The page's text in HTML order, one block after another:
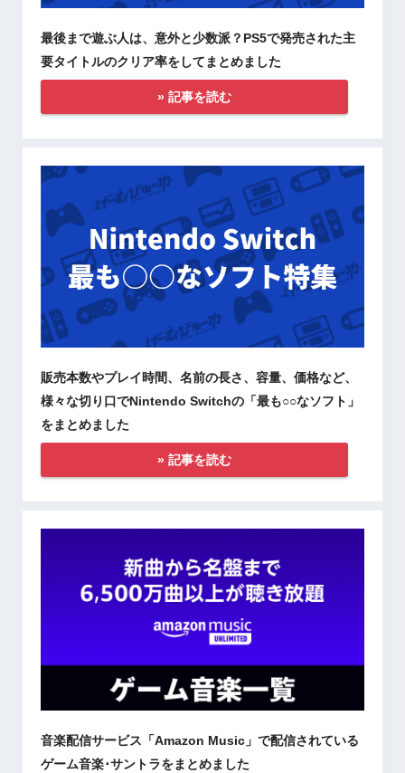
最後まで遊ぶ人は、意外と少数派？PS5で発売された主
要タイトルのクリア率をしてまとめました
» 記事を読む
販売本数やプレイ時間、名前の長さ、容量、価格など、
様々な切り口でNintendo Switchの「最も○○なソフト」
をまとめました
» 記事を読む
音楽配信サービス「Amazon Music」で配信されている
ゲーム音楽･サントラをまとめました